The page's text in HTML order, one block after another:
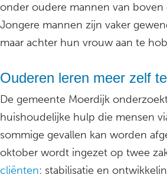
onder oudere mannen van boven
Jongere mannen zijn vaker
maar achter hun vrouw aan te
Ouderen leren meer zelf
De gemeente Moerdijk
huishoudelijke hulp die mensen
sommige gevallen kan worden
oktober wordt ingezet op twee
cliënten: stabilisatie en